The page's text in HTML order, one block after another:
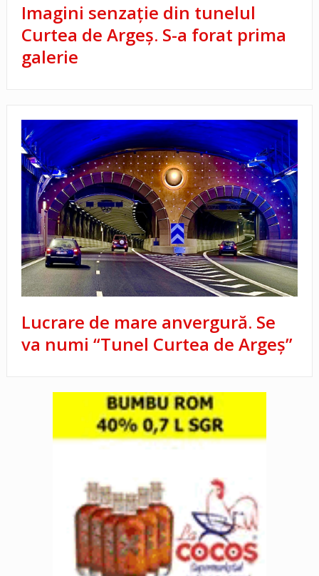
Imagini senzație din tunelul
Curtea de Argeș. S-a forat prima
galerie
Lucrare de mare anvergură. Se
va numi “Tunel Curtea de Argeș”